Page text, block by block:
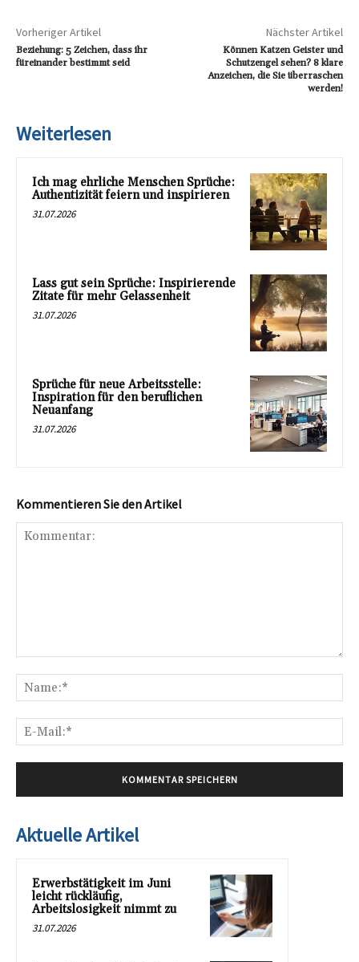
Vorheriger Artikel
Beziehung: 5 Zeichen, dass ihr
füreinander bestimmt seid
Nächster Artikel
Können Katzen Geister und
Schutzengel sehen? 8 klare
Anzeichen, die Sie überraschen
werden!
Weiterlesen
Ich mag ehrliche Menschen Sprüche:
Authentizität feiern und inspirieren
31.07.2026
Lass gut sein Sprüche: Inspirierende
Zitate für mehr Gelassenheit
31.07.2026
Sprüche für neue Arbeitsstelle:
Inspiration für den beruflichen
Neuanfang
31.07.2026
Kommentieren Sie den Artikel
Aktuelle Artikel
Erwerbstätigkeit im Juni
leicht rückläufig,
Arbeitslosigkeit nimmt zu
31.07.2026